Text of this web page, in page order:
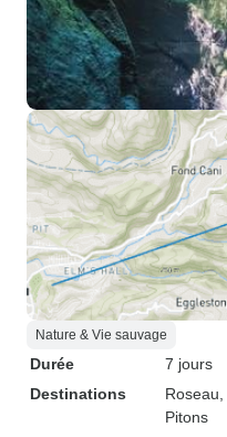
Nature & Vie sauvage
Durée
7 jours
Destinations
Roseau
Pitons